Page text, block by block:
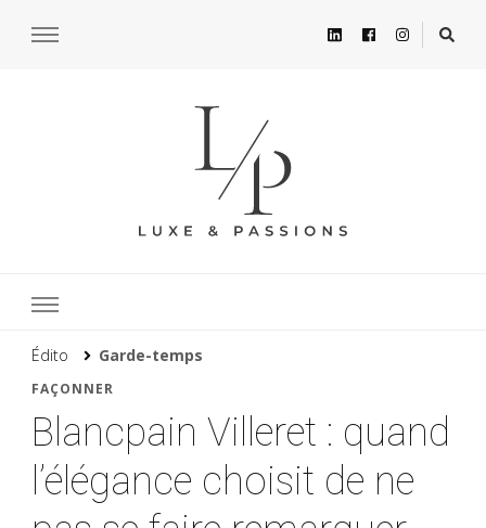
Édito Garde-temps
FAÇONNER
Blancpain Villeret : quand
l’élégance choisit de ne